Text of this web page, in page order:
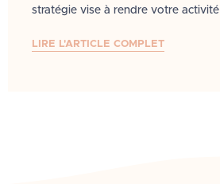
stratégie vise à rendre votre activité
LIRE L'ARTICLE COMPLET